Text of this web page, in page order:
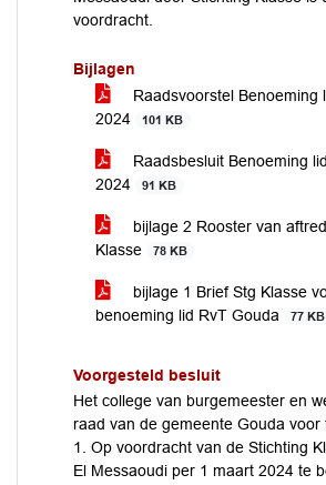
voordracht.
Bijlagen
Raadsvoorstel Benoeming
2024
101 KB
Raadsbesluit Benoeming
2024
91 KB
bijlage 2 Rooster van
Klasse
78 KB
bijlage 1 Brief Stg Klasse
benoeming lid RvT Gouda
77 KB
Voorgesteld besluit
Het college van burgemeester en
raad van de gemeente Gouda voor
1. Op voordracht van de Stichting
El Messaoudi per 1 maart 2024 te